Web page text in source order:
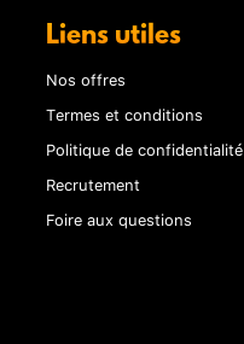
Liens utiles
Nos offres
Termes et conditions
Politique de confidentialité
Recrutement
Foire aux questions